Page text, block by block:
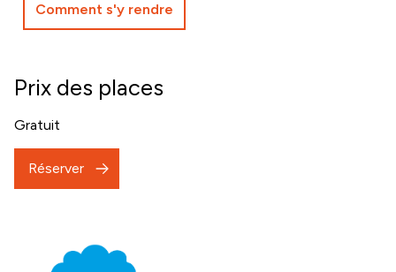
Comment s'y rendre
Prix des places
Gratuit
Réserver